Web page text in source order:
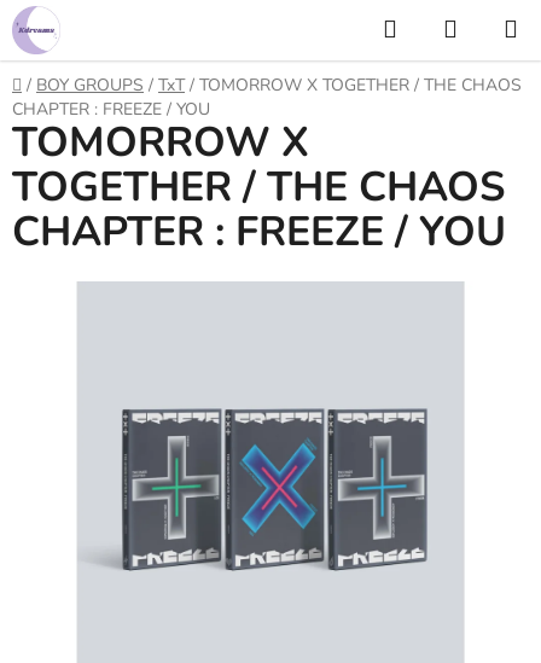
Prejsť
na
obsah
Hľadať
KOŠÍK
Domov
/ BOY GROUPS / TxT / TOMORROW X TOGETHER / THE CHAOS
CHAPTER : FREEZE / YOU
TOMORROW X
TOGETHER / THE CHAOS
CHAPTER : FREEZE / YOU